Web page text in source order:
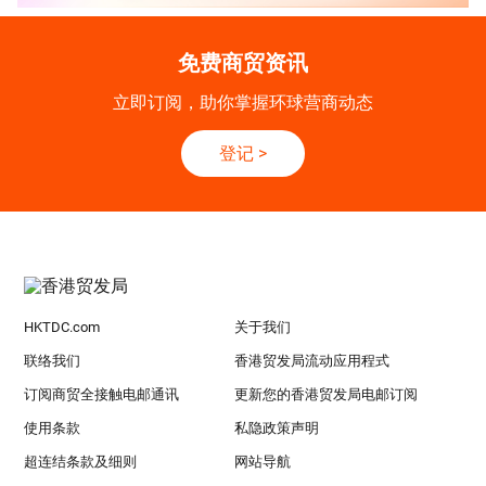
免费商贸资讯
立即订阅，助你掌握环球营商动态
登记 >
HKTDC.com 关于我们
联络我们 香港贸发局流动应用程式
订阅商贸全接触电邮通讯 更新您的香港贸发局电邮订阅
使用条款 私隐政策声明
超连结条款及细则 网站导航